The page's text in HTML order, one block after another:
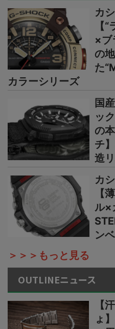
カ
【
×ブ
の
た
カラーシリーズ
国
ッ
の
チ
造
カ
【
ル×
ン
＞＞＞もっと見る
OUTLINEニュース
【
ょ